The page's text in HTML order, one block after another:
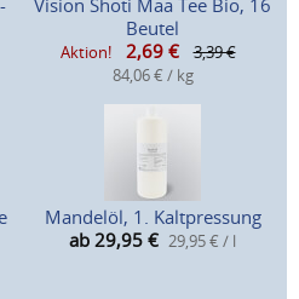
Vision Shoti Maa Tee Bio, 16
Beutel
Aktion! 2,69 €
3,39 €
84,06 € / kg
Mandelöl, 1. Kaltpressung
ab 29,95 € 29,95 € / l